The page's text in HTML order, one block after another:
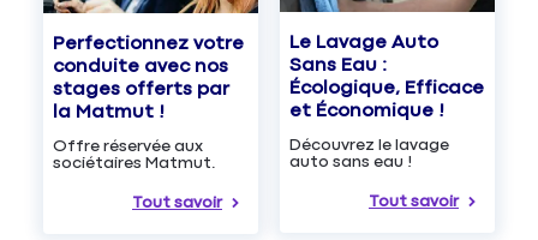
Perfectionnez votre
conduite avec nos
stages offerts par
la Matmut !
Offre réservée aux
sociétaires Matmut.
Tout savoir
Le Lavage Auto
Sans Eau :
Écologique, Efficace
et Économique !
Découvrez le lavage
auto sans eau !
Tout savoir